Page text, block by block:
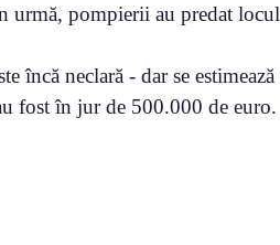
urmă, pompierii au predat
încă neclară - dar se
fost în jur de 500.000 de